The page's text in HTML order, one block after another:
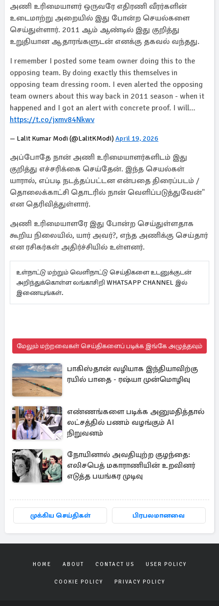
அணி உரிமையாளர் ஒருவரே எதிரணி வீரர்களின்
உடைமாற்று அறையில் இது போன்ற செயல்களை
செய்துள்ளார். 2011 ஆம் ஆண்டில் இது குறித்து
உறுதியான ஆதாரங்களுடன் எனக்கு தகவல் வந்தது.
I remember I posted some team owner doing this to the
opposing team. By doing exactly this themselves in
opposing team dressing room. I even alerted the opposing
team owners about this way back in 2011 season - when it
happened and I got an alert with concrete proof. I will…
https://t.co/jxmv84Nkwv
— Lalit Kumar Modi (@LalitKModi) April 19, 2026
அப்போதே நான் அணி உரிமையாளர்களிடம் இது
குறித்து எச்சரிக்கை செய்தேன். இந்த செயல்கள்
யாரால், எப்படி நடத்தப்பட்டன என்பதை திரைப்படம் /
தொலைக்காட்சி தொடரில் நான் வெளிப்படுத்துவேன்"
என தெரிவித்துள்ளார்.
அணி உரிமையாளரே இது போன்ற செய்துள்ளதாக
கூறிய நிலையில், யார் அவர்?, எந்த அணிக்கு செய்தார்
என ரசிகர்கள் அதிர்ச்சியில் உள்ளனர்.
உள்நாட்டு மற்றும் வெளிநாட்டு செய்திகளை உடனுக்குடன்
அறிந்துக்கொள்ள லங்காசிறி WHATSAPP CHANNEL இல்
இணையுங்கள்.
மேலும் மற்றவைகள் செய்திகளைப் படிக்க இங்கே அழுத்தவும்
பாகிஸ்தான் வழியாக இந்தியாவிற்கு
ரயில் பாதை - ரஷ்யா முன்மொழிவு
எண்ணங்களை படிக்க அனுமதித்தால்
லட்சத்தில் பணம் வழங்கும் AI
நிறுவனம்
நோயினால் அவதியுற்ற குழந்தை:
எலிசபெத் மகாராணியின் உறவினர்
எடுத்த பயங்கர முடிவு
முக்கிய செய்திகள் பிரபலமானவை
HOME ABOUT CONTACT US USER POLICY
COOKIE POLICY PRIVACY POLICY